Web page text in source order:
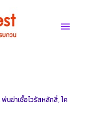
Main
พ่นฆ่าเชื้อไวรัสหลักสี่,โค